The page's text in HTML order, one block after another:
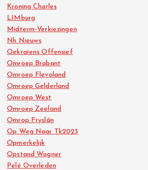
Kroning Charles
L1Mburg
Midterm-Verkiezingen
Nh Nieuws
Oekraïens Offensief
Omroep Brabant
Omroep Flevoland
Omroep Gelderland
Omroep West
Omroep Zeeland
Omrop Fryslân
Op Weg Naar Tk2023
Opmerkelijk
Opstand Wagner
Pelé Overleden